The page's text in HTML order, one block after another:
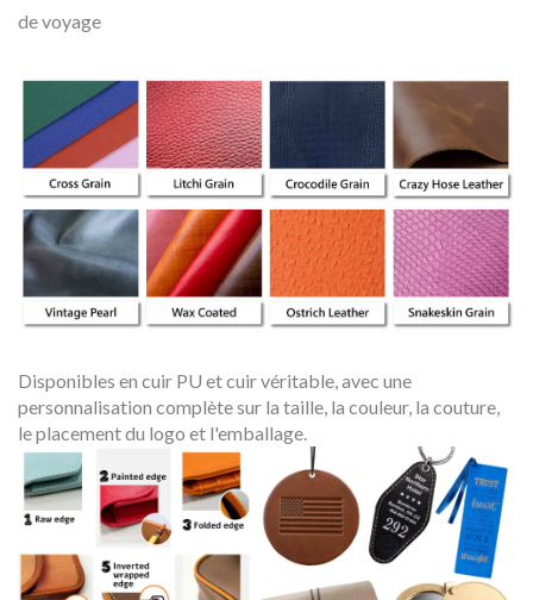
de voyage
Disponibles en cuir PU et cuir véritable, avec une
personnalisation complète sur la taille, la couleur, la couture,
le placement du logo et l'emballage.